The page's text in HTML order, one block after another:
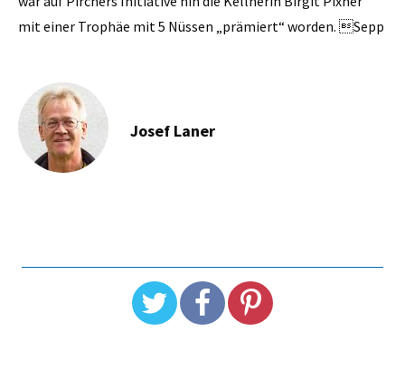
mit einer Trophäe mit 5 Nüssen „prämiert“ worden. Sepp
Josef Laner